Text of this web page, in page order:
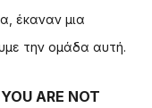
έκαναν μια
την ομάδα αυτή.
ARE NOT